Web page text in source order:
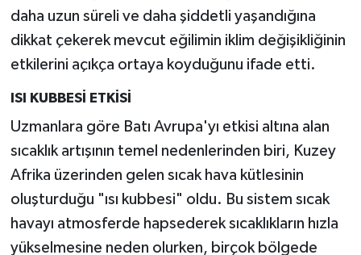
daha uzun süreli ve daha şiddetli yaşandığına
dikkat çekerek mevcut eğilimin iklim değişikliğinin
etkilerini açıkça ortaya koyduğunu ifade etti.
ISI KUBBESİ ETKİSİ
Uzmanlara göre Batı Avrupa'yı etkisi altına alan
sıcaklık artışının temel nedenlerinden biri, Kuzey
Afrika üzerinden gelen sıcak hava kütlesinin
oluşturduğu "ısı kubbesi" oldu. Bu sistem sıcak
havayı atmosferde hapsederek sıcaklıkların hızla
yükselmesine neden olurken, birçok bölgede